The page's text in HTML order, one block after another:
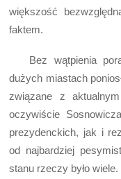
większość
faktem.
Bez wątpienia
dużych miastach
związane z
oczywiście
prezydenckich, jak i
od najbardziej
stanu rzeczy było